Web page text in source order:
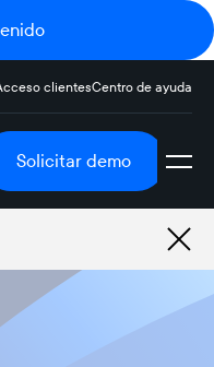
clientesCentro de ayuda
Solicitar demo